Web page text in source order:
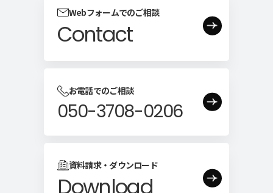
Webフォームでのご相談
Contact
お電話でのご相談
050-3708-0206
資料請求・ダウンロード
Download